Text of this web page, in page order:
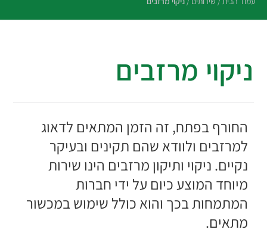
ניקוי מרזבים
החורף בפתח, זה הזמן המתאים לדאוג
למרזבים ולוודא שהם תקינים ובעיקר
נקיים. ניקוי ותיקון מרזבים הינו שירות
מיוחד המוצע כיום על ידי חברות
המתמחות בכך והוא כולל שימוש במכשור
מתאים.